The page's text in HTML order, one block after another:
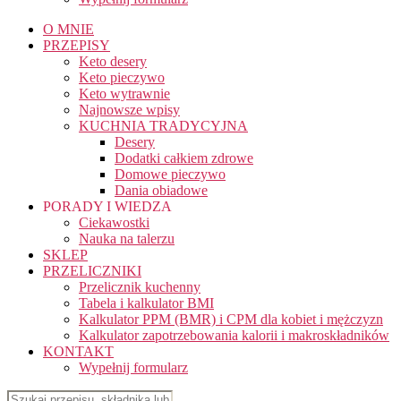
O MNIE
PRZEPISY
Keto desery
Keto pieczywo
Keto wytrawnie
Najnowsze wpisy
KUCHNIA TRADYCYJNA
Desery
Dodatki całkiem zdrowe
Domowe pieczywo
Dania obiadowe
PORADY I WIEDZA
Ciekawostki
Nauka na talerzu
SKLEP
PRZELICZNIKI
Przelicznik kuchenny
Tabela i kalkulator BMI
Kalkulator PPM (BMR) i CPM dla kobiet i mężczyzn
Kalkulator zapotrzebowania kalorii i makroskładników
KONTAKT
Wypełnij formularz